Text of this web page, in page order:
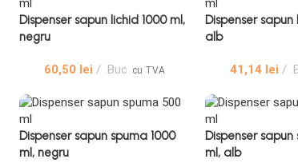
Dispenser sapun lichid 1000 ml,
negru
60,50 lei Buc cu TVA
Dispenser
alb
41,14 lei
Dispenser sapun spuma 1000
ml, negru
Dispenser
ml, alb